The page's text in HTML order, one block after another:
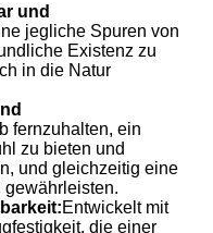
und
jegliche Spuren von
Existenz zu
in die Natur
fernzuhalten, ein
zu bieten und
und gleichzeitig eine
gewährleisten.
Entwickelt mit
die einer